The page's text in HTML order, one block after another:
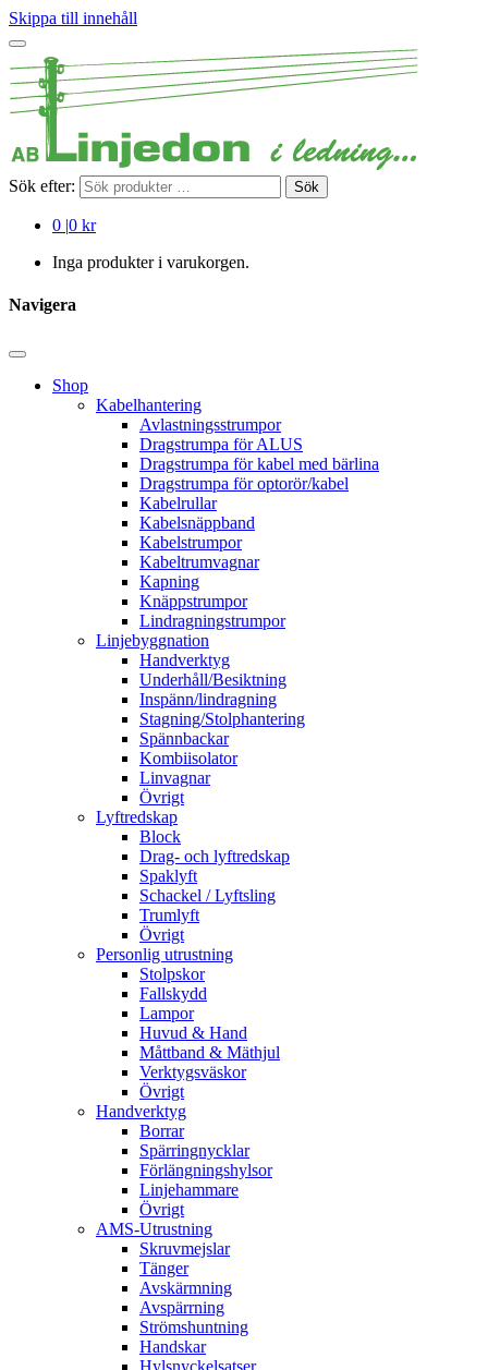
Skippa till innehåll
Sök efter: Sök
0 |0 kr
Inga produkter i varukorgen.
Navigera
Shop
Kabelhantering
Avlastningsstrumpor
Dragstrumpa för ALUS
Dragstrumpa för kabel med bärlina
Dragstrumpa för optorör/kabel
Kabelrullar
Kabelsnäppband
Kabelstrumpor
Kabeltrumvagnar
Kapning
Knäppstrumpor
Lindragningstrumpor
Linjebyggnation
Handverktyg
Underhåll/Besiktning
Inspänn/lindragning
Stagning/Stolphantering
Spännbackar
Kombiisolator
Linvagnar
Övrigt
Lyftredskap
Block
Drag- och lyftredskap
Spaklyft
Schackel / Lyftsling
Trumlyft
Övrigt
Personlig utrustning
Stolpskor
Fallskydd
Lampor
Huvud & Hand
Måttband & Mäthjul
Verktygsväskor
Övrigt
Handverktyg
Borrar
Spärringnycklar
Förlängningshylsor
Linjehammare
Övrigt
AMS-Utrustning
Skruvmejslar
Tänger
Avskärmning
Avspärrning
Strömshuntning
Handskar
Hylsnyckelsatser